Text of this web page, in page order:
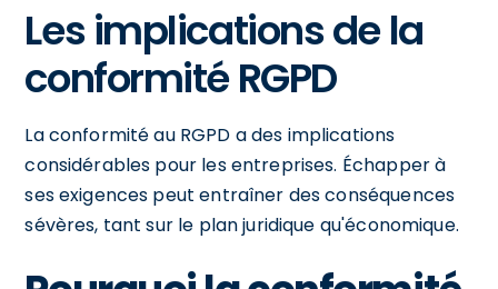
Les implications de la
conformité RGPD
La conformité au RGPD a des implications
considérables pour les entreprises. Échapper à
ses exigences peut entraîner des conséquences
sévères, tant sur le plan juridique qu'économique.